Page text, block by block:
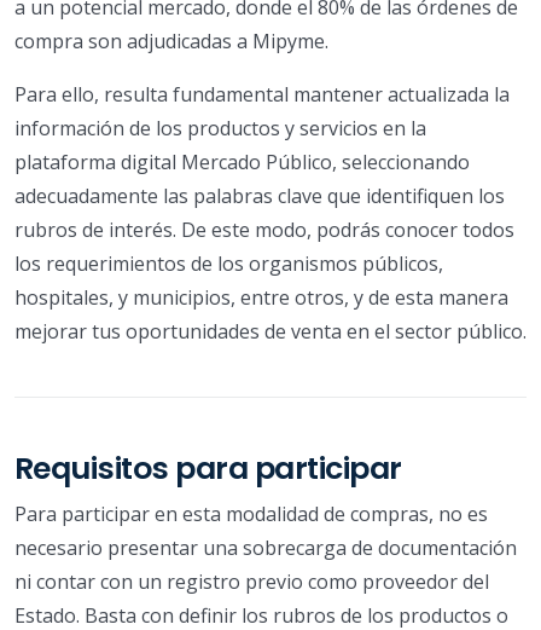
a un potencial mercado, donde el 80% de las órdenes de
compra son adjudicadas a Mipyme.
Para ello, resulta fundamental mantener actualizada la
información de los productos y servicios en la
plataforma digital Mercado Público, seleccionando
adecuadamente las palabras clave que identifiquen los
rubros de interés. De este modo, podrás conocer todos
los requerimientos de los organismos públicos,
hospitales, y municipios, entre otros, y de esta manera
mejorar tus oportunidades de venta en el sector público.
Requisitos para participar
Para participar en esta modalidad de compras, no es
necesario presentar una sobrecarga de documentación
ni contar con un registro previo como proveedor del
Estado. Basta con definir los rubros de los productos o